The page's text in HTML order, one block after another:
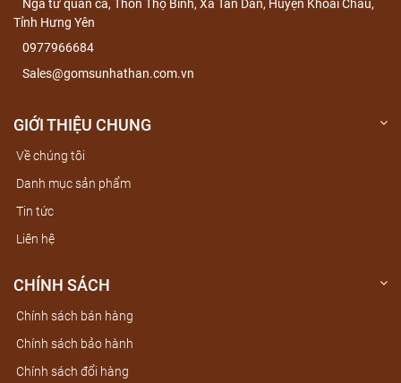
Ngã tư quán cà, Thôn Thọ Bình, Xã Tân Dân, Huyện Khoái Châu,
Tỉnh Hưng Yên
0977966684
Sales@gomsunhathan.com.vn
GIỚI THIỆU CHUNG
Về chúng tôi
Danh mục sản phẩm
Tin tức
Liên hệ
CHÍNH SÁCH
Chính sách bán hàng
Chính sách bảo hành
Chính sách đổi hàng